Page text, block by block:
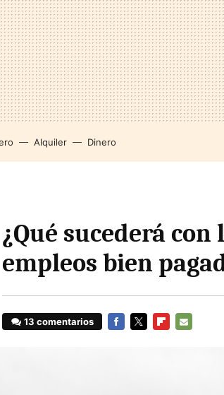
Alquiler Dinero
¿Qué sucederá
empleos bien
13 comentarios